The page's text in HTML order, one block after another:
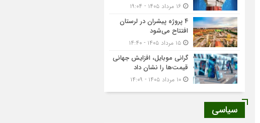
۴ پروژه پیشران در لرستان
افتتاح می‌شود
گرانی موبایل، افزایش جهانی
قیمت‌ها را نشان داد
سیاسی